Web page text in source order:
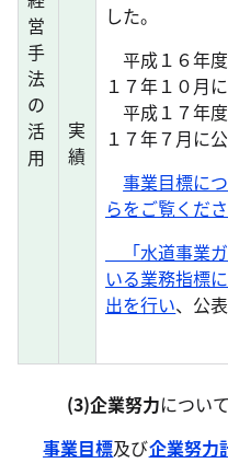
営
手
法
の
活
用
実
績
した。
平成１６年
１７年１０月
平成１７年
１７年７月に
事業目標に
らをご覧くださ
「水道事業
いる業務指標
出を行い、公
(3)企業努力につい
事業目標及び企業努力